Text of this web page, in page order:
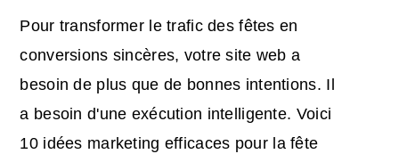
Pour transformer le trafic des fêtes en
conversions sincères, votre site web a
besoin de plus que de bonnes intentions. Il
a besoin d'une exécution intelligente. Voici
10 idées marketing efficaces pour la fête